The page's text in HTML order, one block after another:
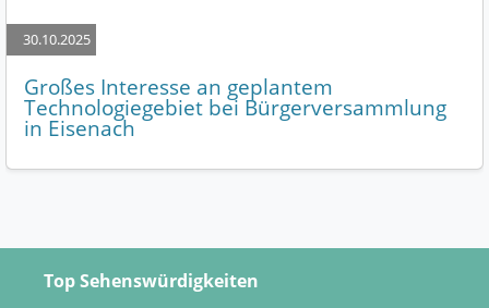
30.10.2025
Großes Interesse an geplantem
Technologiegebiet bei Bürgerversammlung
in Eisenach
Top Sehenswürdigkeiten